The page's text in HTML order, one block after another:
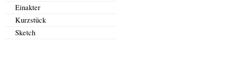
Einakter
Kurzstück
Sketch